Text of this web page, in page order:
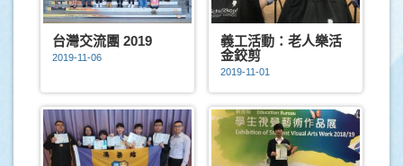
台灣交流團 2019
2019-11-06
義工活動：老人樂活
金鉸剪
2019-11-01